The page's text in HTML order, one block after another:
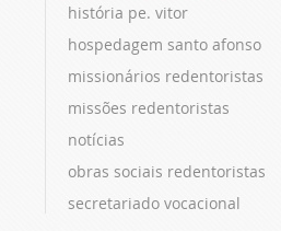
história pe. vitor
hospedagem santo afonso
missionários redentoristas
missões redentoristas
notícias
obras sociais redentoristas
secretariado vocacional